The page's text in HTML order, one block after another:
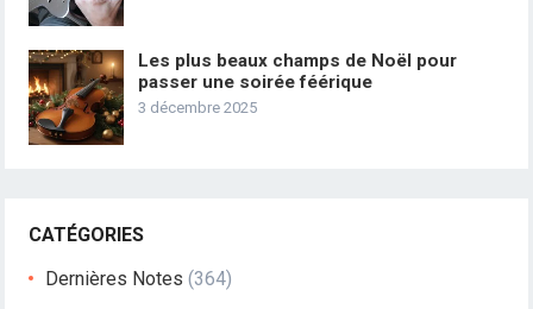
Les plus beaux champs de Noël pour
passer une soirée féérique
3 décembre 2025
CATÉGORIES
Dernières Notes (364)